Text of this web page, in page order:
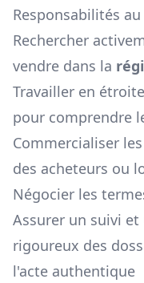
Responsabilités
Rechercher
vendre dans la
Travailler en
pour comprendre
Commercialiser
des acheteurs ou
Négocier les
Assurer un suivi
rigoureux des
l'acte authentique